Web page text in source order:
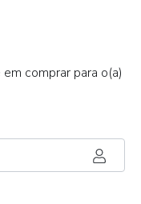
comprar para o(a)